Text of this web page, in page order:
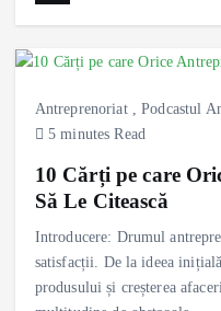
Antreprenoriat,Podcastul
5 minutes Read
10 Cărți pe care
Să Le Citească
Introducere: Drumul
satisfacții. De la ideea
produsului și creșterea